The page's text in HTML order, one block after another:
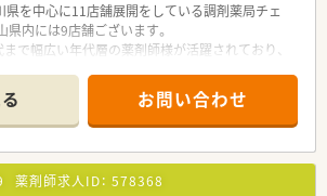
県を中心に11店舗展開をしている調剤薬局チェ
県内には9店舗ございます。
で幅広い年代層の薬剤師様が活躍されており、
高年収600万円も可能です。通勤用にETCカード
ます！遠方からのご通勤でも負担なく通勤いただ
お問い合わせ
薬剤師求人ID： 578368